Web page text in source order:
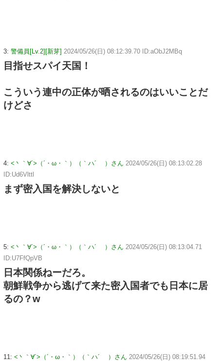
3: 警備員[Lv.2][新芽] 2024/05/26(日) 08:12:39.70 ID:aObJ2MBq
目指せスパイ天国！
こういう連中の正体が晒されるのはいいことだ
けどさ
4: <丶｀∀´>（´・ω・｀）（｀ハ´ ）さん 2024/05/26(日) 08:13:02.28
ID:Ud6Vlttl
まず密入国を解決しないと
5: <丶｀∀´>（´・ω・｀）（｀ハ´ ）さん 2024/05/26(日) 08:13:04.71
ID:U7FfQpVB
日本関係ねーだろ。
朝鮮戦争から逃げて来た密入国者でも日本に居
るの？w
11: <丶｀∀´>（´・ω・｀）（｀ハ´ ）さん 2024/05/26(日) 08:19:51.94